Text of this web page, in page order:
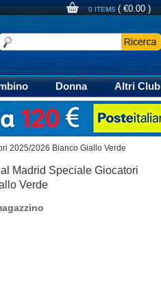
0 ITEMS ( €0.00 )
Donna
Altri Club
Calcio Polo
2025/2026 Bianco Giallo Verde
Madrid Speciale Giocatori
Verde